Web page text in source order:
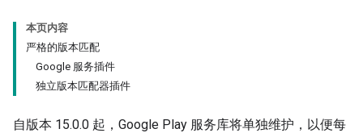
本页内容
严格的版本匹配
Google 服务插件
独立版本匹配器插件
自版本 15.0.0 起，Google Play 服务库将单独维护，以便每